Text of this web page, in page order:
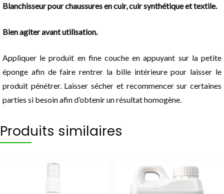
Blanchisseur pour chaussures en cuir, cuir synthétique et textile.
Bien agiter avant utilisation.
Appliquer le produit en fine couche en appuyant sur la petite
éponge afin de faire rentrer la bille intérieure pour laisser le
produit pénétrer. Laisser sécher et recommencer sur certaines
parties si besoin afin d’obtenir un résultat homogène.
Produits similaires